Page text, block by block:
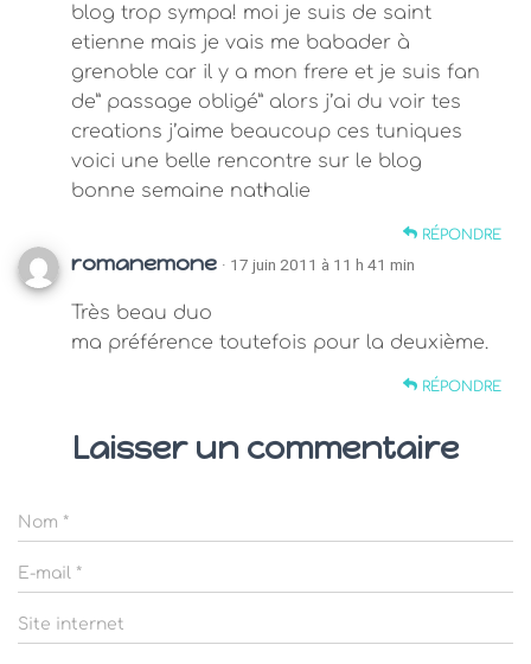
blog trop sympa! moi je suis de saint
etienne mais je vais me babader à
grenoble car il y a mon frere et je suis fan
de” passage obligé” alors j’ai du voir tes
creations j’aime beaucoup ces tuniques
voici une belle rencontre sur le blog
bonne semaine nathalie
RÉPONDRE
romanemone · 17 juin 2011 à 11 h 41 min
Très beau duo
ma préférence toutefois pour la deuxième.
RÉPONDRE
Laisser un commentaire
Nom *
E-mail *
Site internet